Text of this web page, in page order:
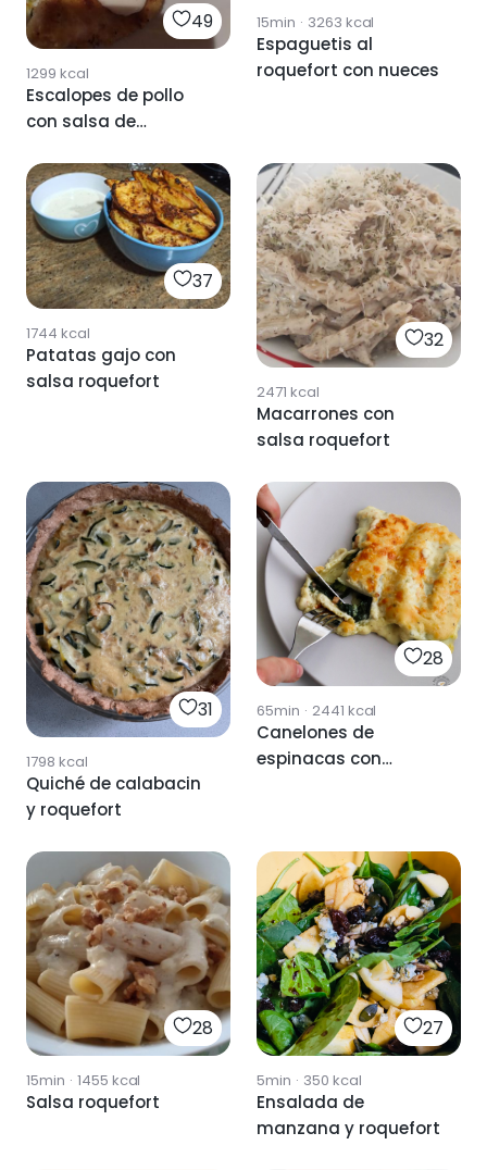
49
1299 kcal
Escalopes de pollo
con salsa de
15min · 3263 kcal
Espaguetis al
roquefort con nueces
37
1744 kcal
Patatas gajo con
salsa roquefort
32
2471 kcal
Macarrones con
salsa roquefort
31
1798 kcal
Quiché de calabacin
y roquefort
28
65min · 2441 kcal
Canelones de
espinacas con
28
15min · 1455 kcal
Salsa roquefort
27
5min · 350 kcal
Ensalada de
manzana y roquefort